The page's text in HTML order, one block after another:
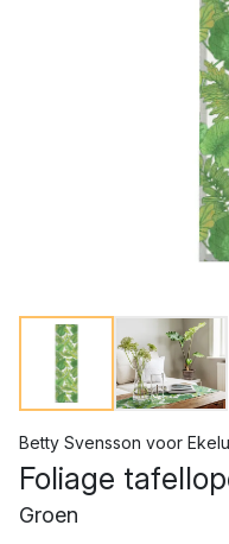
Betty Svensson voor
Foliage
Groen